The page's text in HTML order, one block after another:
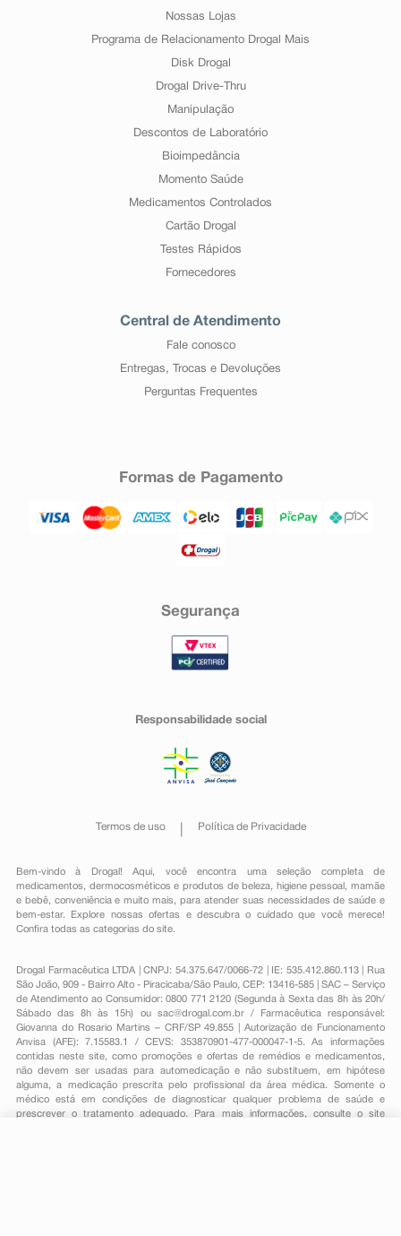
Nossas Lojas
Programa de Relacionamento Drogal Mais
Disk Drogal
Drogal Drive-Thru
Manipulação
Descontos de Laboratório
Bioimpedância
Momento Saúde
Medicamentos Controlados
Cartão Drogal
Testes Rápidos
Fornecedores
Central de Atendimento
Fale conosco
Entregas, Trocas e Devoluções
Perguntas Frequentes
Formas de Pagamento
Segurança
Responsabilidade social
Termos de uso Política de Privacidade
Bem-vindo à Drogal! Aqui, você encontra uma seleção completa de
medicamentos , dermocosméticos e produtos de beleza, higiene pessoal ,mamãe
e bebê, conveniênciae muito mais, para atender suas necessidades de saúde e
bem-estar. Explore nossas ofertas e descubra o cuidado que você merece!
Confira todas as categorias do site.
Drogal Farmacêutica LTDA | CNPJ: 54.375.647/0066-72 | IE: 535.412.860.113 | Rua
São João, 909 - Bairro Alto - Piracicaba/São Paulo, CEP: 13416-585 | SAC – Serviço
de Atendimento ao Consumidor: 0800 771 2120 (Segunda à Sexta das 8h às 20h/
Sábado das 8h às 15h) ou sac@drogal.com.br/ Farmacêutica responsável:
Giovanna do Rosario Martins – CRF/SP 49.855 | Autorização de Funcionamento
Anvisa (AFE): 7.15583.1 / CEVS: 353870901-477-000047-1-5. As informações
contidas neste site, como promoções e ofertas de remédios e medicamentos,
não devem ser usadas para automedicação e não substituem, em hipótese
alguma, a medicação prescrita pelo profissional da área médica. Somente o
médico está em condições de diagnosticar qualquer problema de saúde e
prescrever o tratamento adequado. Para mais informações, consulte o site